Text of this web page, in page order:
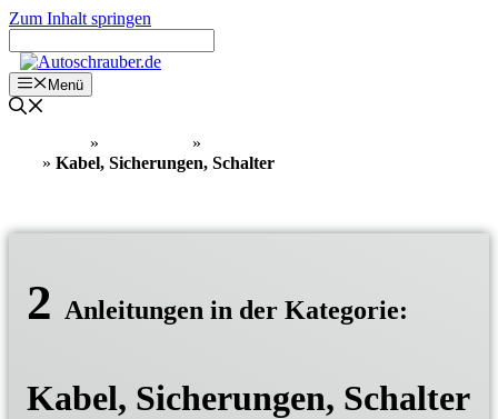
Zum Inhalt springen
Menü
» »
» Kabel, Sicherungen, Schalter
2 Anleitungen in der Kategorie:
Kabel, Sicherungen, Schalter